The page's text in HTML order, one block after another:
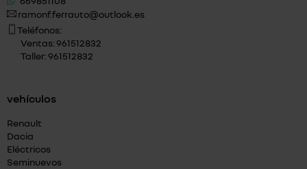
ramonf.ferrauto@outlook.es
Teléfonos:
Ventas: 961512832
Taller: 961512832
vehículos
Renault
Dacia
Eléctricos
Seminuevos